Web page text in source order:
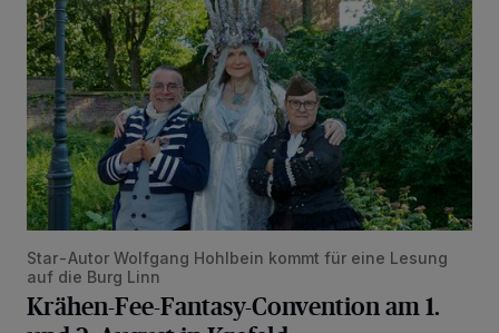
Star-Autor Wolfgang Hohlbein kommt für eine Lesung
auf die Burg Linn
Krähen-Fee-Fantasy-Convention am 1.